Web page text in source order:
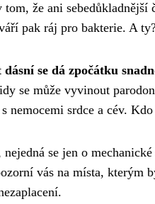
že ani
pak ráj pro bakterie. A
dásní se dá zpočátku
se může vyvinout
nemocemi srdce a cév.
se jen o
vás na místa, kterým